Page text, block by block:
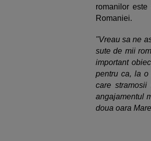
romanilor
Romaniei.
"Vreau sa ne
sute de mii
important
pentru ca, la o
care
angajamentul
doua oara